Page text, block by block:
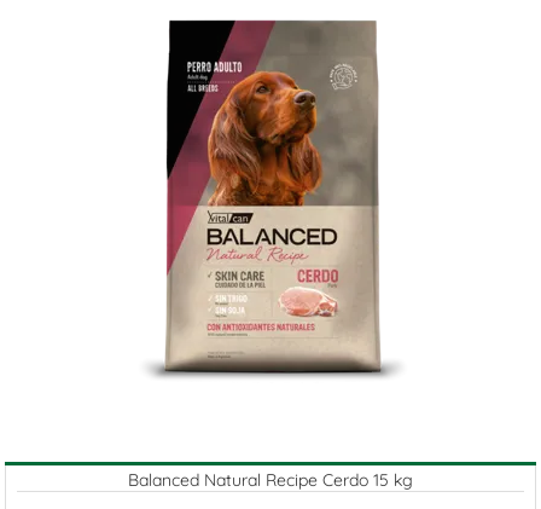
Balanced Natural Recipe Cerdo 15 kg